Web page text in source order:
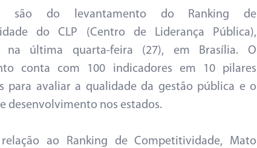
são do levantamento do Ranking de
do CLP (Centro de Liderança Pública),
na última quarta-feira (27), em Brasília. O
conta com 100 indicadores em 10 pilares
para avaliar a qualidade da gestão pública e o
desenvolvimento nos estados.
ao Ranking de Competitividade, Mato